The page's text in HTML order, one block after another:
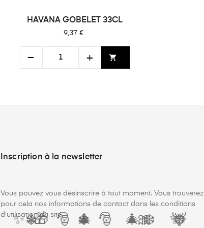
HAVANA GOBELET 33CL
Prix
9,37 €
− + shopping_cart
Inscription à la newsletter
Vous pouvez vous désinscrire à tout moment. Vous trouverez
pour cela nos informations de contact dans les conditions
d'utilisation du site.
✨ ❄️
🎁 🎄
✨ 🎅
🎅
🦌
❄️ 🎀 ❄️
🎄